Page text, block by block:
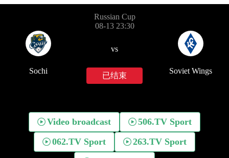
Russian Cup
08-13 23:30
Sochi
vs
已结束
Soviet Wings
Video broadcast
506.TV Sport
062.TV Sport
263.TV Sport